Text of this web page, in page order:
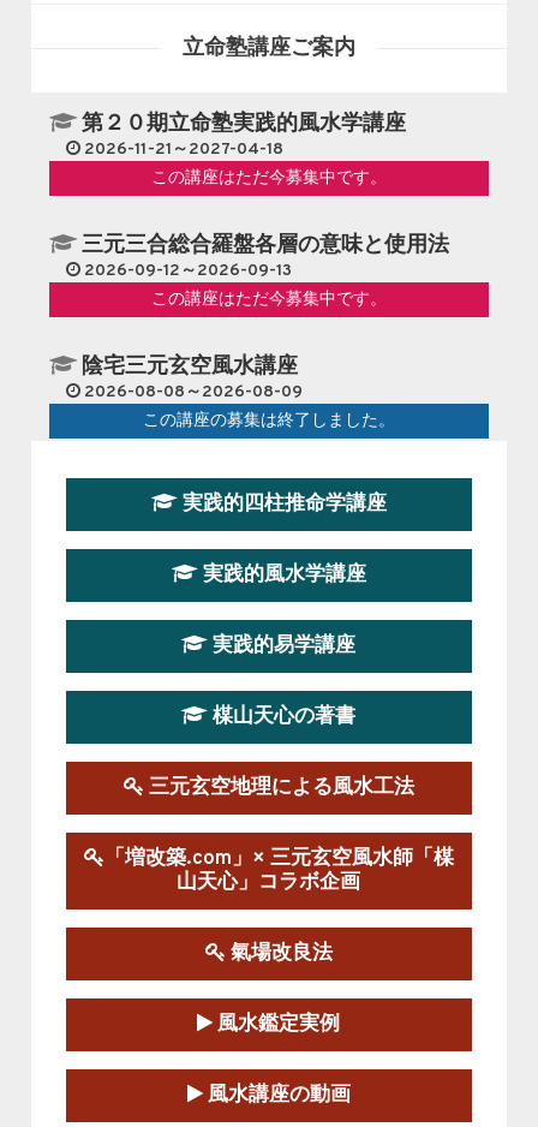
立命塾講座ご案内
第２０期立命塾実践的風水学講座
2026-11-21～2027-04-18
この講座はただ今募集中です。
三元三合総合羅盤各層の意味と使用法
2026-09-12～2026-09-13
この講座はただ今募集中です。
陰宅三元玄空風水講座
2026-08-08～2026-08-09
この講座の募集は終了しました。
第１９期立命塾『実践的易学講座』
2026-08-22～2026-10-25
第19期立命塾実践的四柱推命学講座
2026-03-20～2026-07-19
第１９期立命塾実践的風水学講座
この講座の募集は終了しました。
陰宅三元玄空風水講座
2025-06-07～2025-06-08
この講座の募集は終了しました。
第１８期立命塾『実践的易学講座』
2025-06-21～2025-08-24
この講座の募集は終了しました。
第１８期立命塾「実践的四柱立命学（四
実践的四柱推命学講座
実践的風水学講座
実践的易学講座
楳山天心の著書
三元玄空地理による風水工法
「増改築.com」× 三元玄空風水師「楳
山天心」コラボ企画
氣場改良法
風水鑑定実例
風水講座の動画